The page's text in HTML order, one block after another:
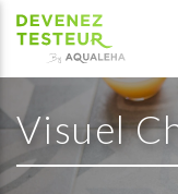
Visuel